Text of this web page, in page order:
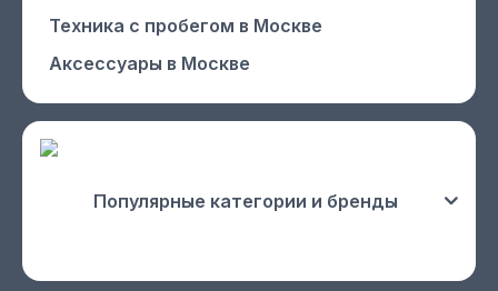
Техника с пробегом в Москве
Аксессуары в Москве
Популярные категории и бренды